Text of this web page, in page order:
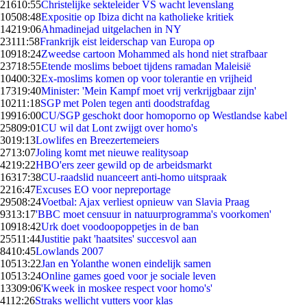
21610:55Christelijke sekteleider VS wacht levenslang
10508:48Expositie op Ibiza dicht na katholieke kritiek
14219:06Ahmadinejad uitgelachen in NY
23111:58Frankrijk eist leiderschap van Europa op
10918:24Zweedse cartoon Mohammed als hond niet strafbaar
23718:55Etende moslims beboet tijdens ramadan Maleisië
10400:32Ex-moslims komen op voor tolerantie en vrijheid
17319:40Minister: 'Mein Kampf moet vrij verkrijgbaar zijn'
10211:18SGP met Polen tegen anti doodstrafdag
19916:00CU/SGP geschokt door homoporno op Westlandse kabel
25809:01CU wil dat Lont zwijgt over homo's
3019:13Lowlifes en Breezertemeiers
2713:07Joling komt met nieuwe realitysoap
4219:22HBO'ers zeer gewild op de arbeidsmarkt
16317:38CU-raadslid nuanceert anti-homo uitspraak
2216:47Excuses EO voor nepreportage
29508:24Voetbal: Ajax verliest opnieuw van Slavia Praag
9313:17'BBC moet censuur in natuurprogramma's voorkomen'
10918:42Urk doet voodoopoppetjes in de ban
25511:44Justitie pakt 'haatsites' succesvol aan
8410:45Lowlands 2007
10513:22Jan en Yolanthe wonen eindelijk samen
10513:24Online games goed voor je sociale leven
13309:06'Kweek in moskee respect voor homo's'
4112:26Straks wellicht vutters voor klas